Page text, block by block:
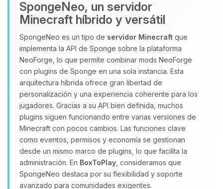
SpongeNeo, un servidor
Minecraft híbrido y versátil
SpongeNeo es un tipo de servidor Minecraft que
implementa la API de Sponge sobre la plataforma
NeoForge, lo que permite combinar mods NeoForge
con plugins de Sponge en una sola instancia. Esta
arquitectura híbrida ofrece gran libertad de
personalización y una experiencia coherente para los
jugadores. Gracias a su API bien definida, muchos
plugins siguen funcionando entre varias versiones de
Minecraft con pocos cambios. Las funciones clave
como eventos, permisos y economía se gestionan
desde un mismo marco de plugins, lo que facilita la
administración. En BoxToPlay , consideramos que
SpongeNeo destaca por su flexibilidad y soporte
avanzado para comunidades exigentes.
Yupi, por fin alguien con quien
hablar! Soy Choupy, tu pequeno
asistente de BoxToPlay. Cuentame
que necesitas y moveré mis
pequenos circuitos para ayudarte.
08/08/2026 07:43